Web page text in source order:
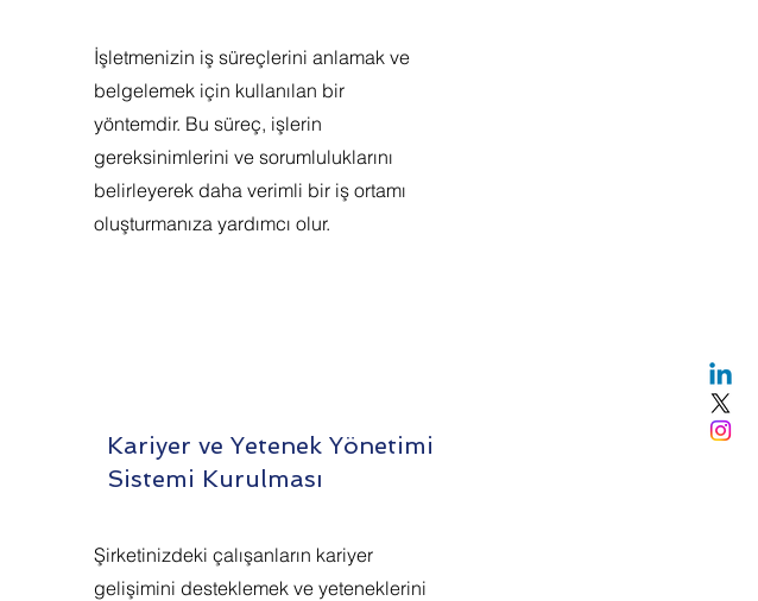
İşletmenizin iş süreçlerini anlamak ve
belgelemek için kullanılan bir
yöntemdir. Bu süreç, işlerin
gereksinimlerini ve sorumluluklarını
belirleyerek daha verimli bir iş ortamı
oluşturmanıza yardımcı olur.
Kariyer ve Yetenek Yönetimi
Sistemi Kurulması
Şirketinizdeki çalışanların kariyer
gelişimini desteklemek ve yeteneklerini